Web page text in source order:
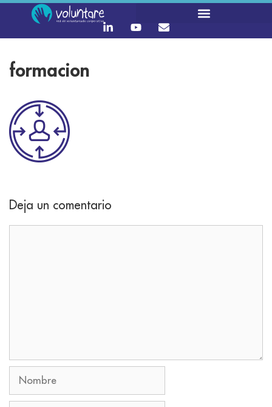
formacion
Deja un comentario